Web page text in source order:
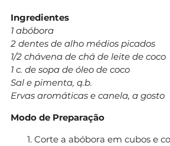
Ingredientes
1 abóbora
2 dentes de alho médios picados
1/2 chávena de chá de leite de coco
1 c. de sopa de óleo de coco
Sal e pimenta, q.b.
Ervas aromáticas e canela, a gosto
Modo de Preparação
Corte a abóbora em cubos e